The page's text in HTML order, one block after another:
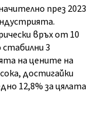
през 2023
връх от 10
3
на цените на
достигайки
12,8% за цялата